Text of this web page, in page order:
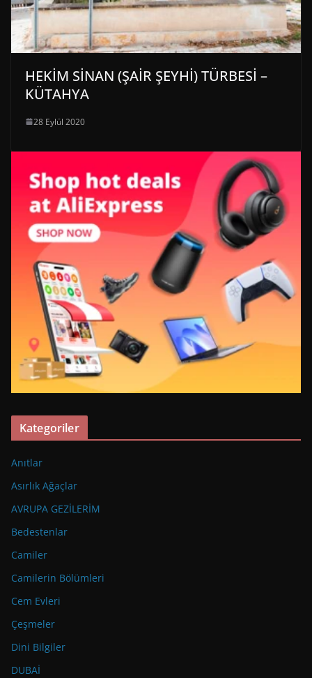
HEKİM SİNAN (ŞAİR ŞEYHİ) TÜRBESİ –
KÜTAHYA
28 Eylül 2020
Kategoriler
Anıtlar
Asırlık Ağaçlar
AVRUPA GEZİLERİM
Bedestenlar
Camiler
Camilerin Bölümleri
Cem Evleri
Çeşmeler
Dini Bilgiler
DUBAİ